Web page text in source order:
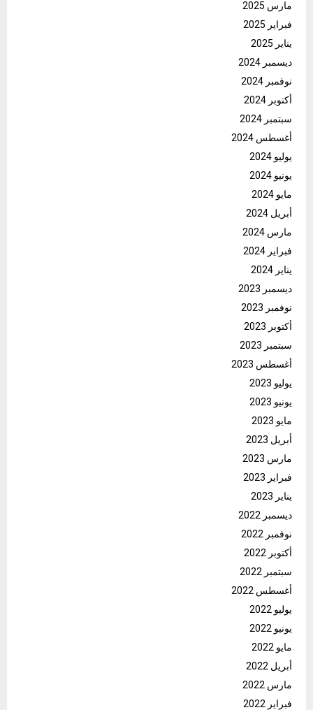
مارس 2025
فبراير 2025
يناير 2025
ديسمبر 2024
نوفمبر 2024
أكتوبر 2024
سبتمبر 2024
أغسطس 2024
يوليو 2024
يونيو 2024
مايو 2024
أبريل 2024
مارس 2024
فبراير 2024
يناير 2024
ديسمبر 2023
نوفمبر 2023
أكتوبر 2023
سبتمبر 2023
أغسطس 2023
يوليو 2023
يونيو 2023
مايو 2023
أبريل 2023
مارس 2023
فبراير 2023
يناير 2023
ديسمبر 2022
نوفمبر 2022
أكتوبر 2022
سبتمبر 2022
أغسطس 2022
يوليو 2022
يونيو 2022
مايو 2022
أبريل 2022
مارس 2022
فبراير 2022